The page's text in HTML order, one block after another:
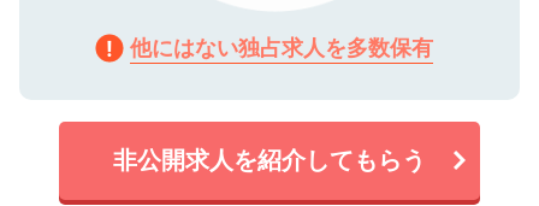
他にはない独占求人を多数保有
非公開求人を紹介してもらう